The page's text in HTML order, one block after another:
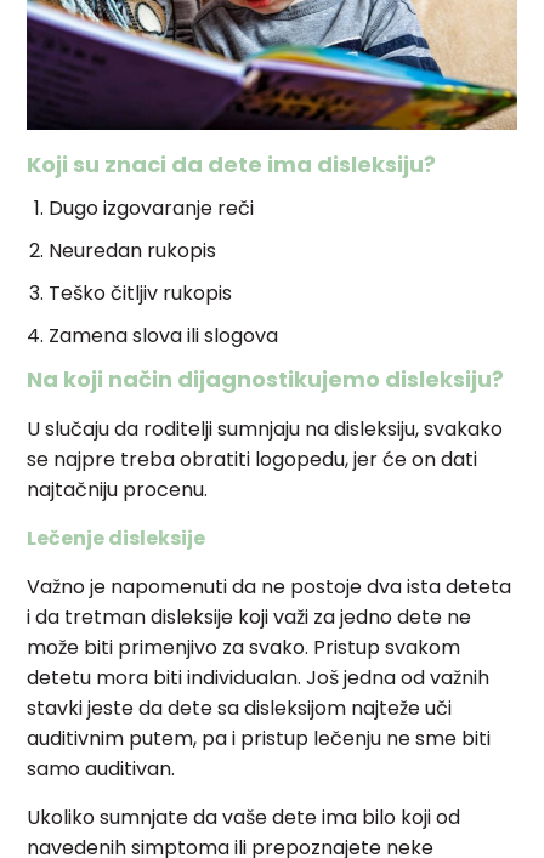
Koji su znaci da dete ima disleksiju?
Dugo izgovaranje reči
Neuredan rukopis
Teško čitljiv rukopis
Zamena slova ili slogova
Na koji način dijagnostikujemo disleksiju?
U slučaju da roditelji sumnjaju na disleksiju, svakako
se najpre treba obratiti logopedu, jer će on dati
najtačniju procenu.
Lečenje disleksije
Važno je napomenuti da ne postoje dva ista deteta
i da tretman disleksije koji važi za jedno dete ne
može biti primenjivo za svako. Pristup svakom
detetu mora biti individualan. Još jedna od važnih
stavki jeste da dete sa disleksijom najteže uči
auditivnim putem, pa i pristup lečenju ne sme biti
samo auditivan.
Ukoliko sumnjate da vaše dete ima bilo koji od
navedenih simptoma ili prepoznajete neke